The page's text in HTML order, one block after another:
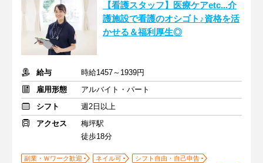
【看護スタッフ】医療ケアetc...介
護施設で看護のオシゴト♪資格を活
かせる＆福利厚生◎
給与
時給1457～1939円
雇用形態
アルバイト・パート
シフト
週2日以上
アクセス
梅坪駅
徒歩18分
副業・Ｗワーク歓迎 ネイル可
シフト自由・自己申告